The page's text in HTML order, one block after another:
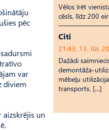
pēc
var
diviem
aizskrējis un
Vēlos īrēt
cēsīs, līdz 200
Citi
21:43, 13. Jūl,
Dažādi
demontāža-
mēbeļu
transports. […]